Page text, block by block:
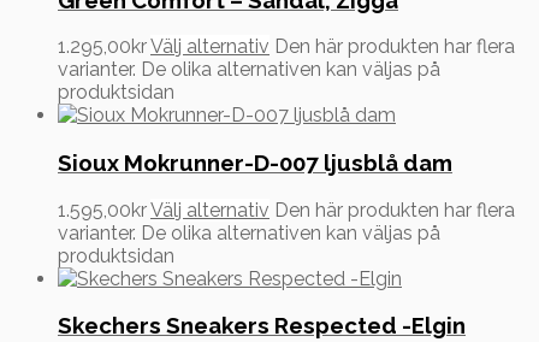
1.295,00krVälj alternativ Den här produkten har flera
varianter. De olika alternativen kan väljas på
produktsidan
Sioux Mokrunner-D-007 ljusblå dam
1.595,00krVälj alternativ Den här produkten har flera
varianter. De olika alternativen kan väljas på
produktsidan
Skechers Sneakers Respected -Elgin